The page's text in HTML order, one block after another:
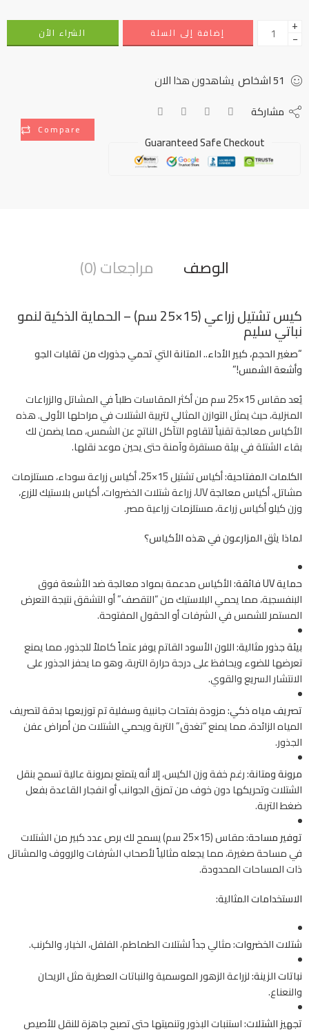
+
− إضافة إلى السلة الشراء الأن
51اشخاص يشاهدون هذا الان
Compare
مشاركة
Guaranteed Safe Checkout
الوصف مراجعات (0)
كيس تشتيل زراعي (15×25 سم) – الحماية الذكية لنمو
نباتي سليم
“صغير الحجم، كبير الأداء.. المتانة التي تحمي جذورك من تقلبات الجو
وأشعة الشمس!”
يُعد مقاس 15×25 سم من أكثر المقاسات طلباً في المشاتل والزراعات
المنزلية، حيث يمثل التوازن المثالي لتربية الشتلات في مراحلها الأولى. هذه
الأكياس معالجة تقنياً لتقاوم التآكل الناتج عن الشمس، مما يضمن لك
بقاء الشتلة في بيئة مستقرة وآمنة حتى يحين موعد نقلها.
الكلمات المفتاحية:
أكياس تشتيل 15×25، أكياس زراعة سوداء، مستلزمات
مشاتل، أكياس معالجة UV، زراعة شتلات الخضروات، أكياس بلاستيك للزرع،
وزن كيلو أكياس زراعة، مستلزمات زراعية مصر.
لماذا يثق المزارعون في هذه الأكياس؟
حماية UV فائقة:
الأكياس مدعمة بمواد معالجة ضد الأشعة فوق
البنفسجية، مما يحمي البلاستيك من “التقصف” أو التشقق نتيجة التعرض
المستمر للشمس في الشرفات أو الحقول المفتوحة.
بيئة جذور مثالية:اللون الأسود القاتم يوفر عتماً كاملاً للجذور، مما يمنع
تعرضها للضوء ويحافظ على درجة حرارة التربة، وهو ما يحفز الجذور على
الانتشار السريع والقوي.
تصريف مياه ذكي:مزودة بفتحات جانبية وسفلية تم توزيعها بدقة لتصريف
المياه الزائدة، مما يمنع “تغدق” التربة ويحمي الشتلات من أمراض عفن
الجذور.
مرونة ومتانة:رغم خفة وزن الكيس، إلا أنه يتمتع بمرونة عالية تسمح بنقل
الشتلات وتحريكها دون خوف من تمزق الجوانب أو انفجار القاعدة بفعل
ضغط التربة.
توفير مساحة:
مقاس (15×25 سم) يسمح لك برص عدد كبير من الشتلات
في مساحة صغيرة، مما يجعله مثالياً لأصحاب الشرفات والرووف والمشاتل
ذات المساحات المحدودة.
الاستخدامات المثالية:
شتلات الخضروات:مثالي جداً لشتلات الطماطم، الفلفل، الخيار، والكرنب.
نباتات الزينة:لزراعة الزهور الموسمية والنباتات العطرية مثل الريحان
والنعناع.
تجهيز الشتلات:استنبات البذور وتنميتها حتى تصبح جاهزة للنقل للأصيص